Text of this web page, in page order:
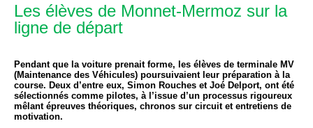
Les élèves de Monnet-Mermoz sur la
ligne de départ
Pendant que la voiture prenait forme, les élèves de terminale MV
(Maintenance des Véhicules) poursuivaient leur préparation à la
course. Deux d’entre eux, Simon Rouches et Joé Delport, ont été
sélectionnés comme pilotes, à l’issue d’un processus rigoureux
mêlant épreuves théoriques, chronos sur circuit et entretiens de
motivation.